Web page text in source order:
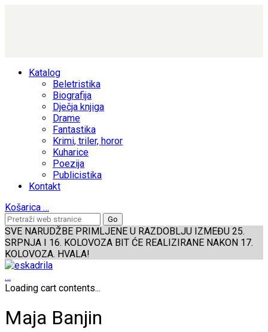
Katalog
Beletristika
Biografija
Dječja knjiga
Drame
Fantastika
Krimi, triler, horor
Kuharice
Poezija
Publicistika
Kontakt
Košarica …
SVE NARUDŽBE PRIMLJENE U RAZDOBLJU IZMEĐU 25.
SRPNJA I 16. KOLOVOZA BIT ĆE REALIZIRANE NAKON 17.
KOLOVOZA. HVALA!
…
Loading cart contents...
Maja Banjin